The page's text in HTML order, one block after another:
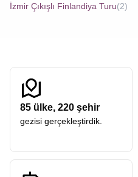
Seyahatinizin her
İzmir Çıkışlı Finlandiya Turu(2)
85 ülke, 220 şehir
gezisi gerçekleştirdik.